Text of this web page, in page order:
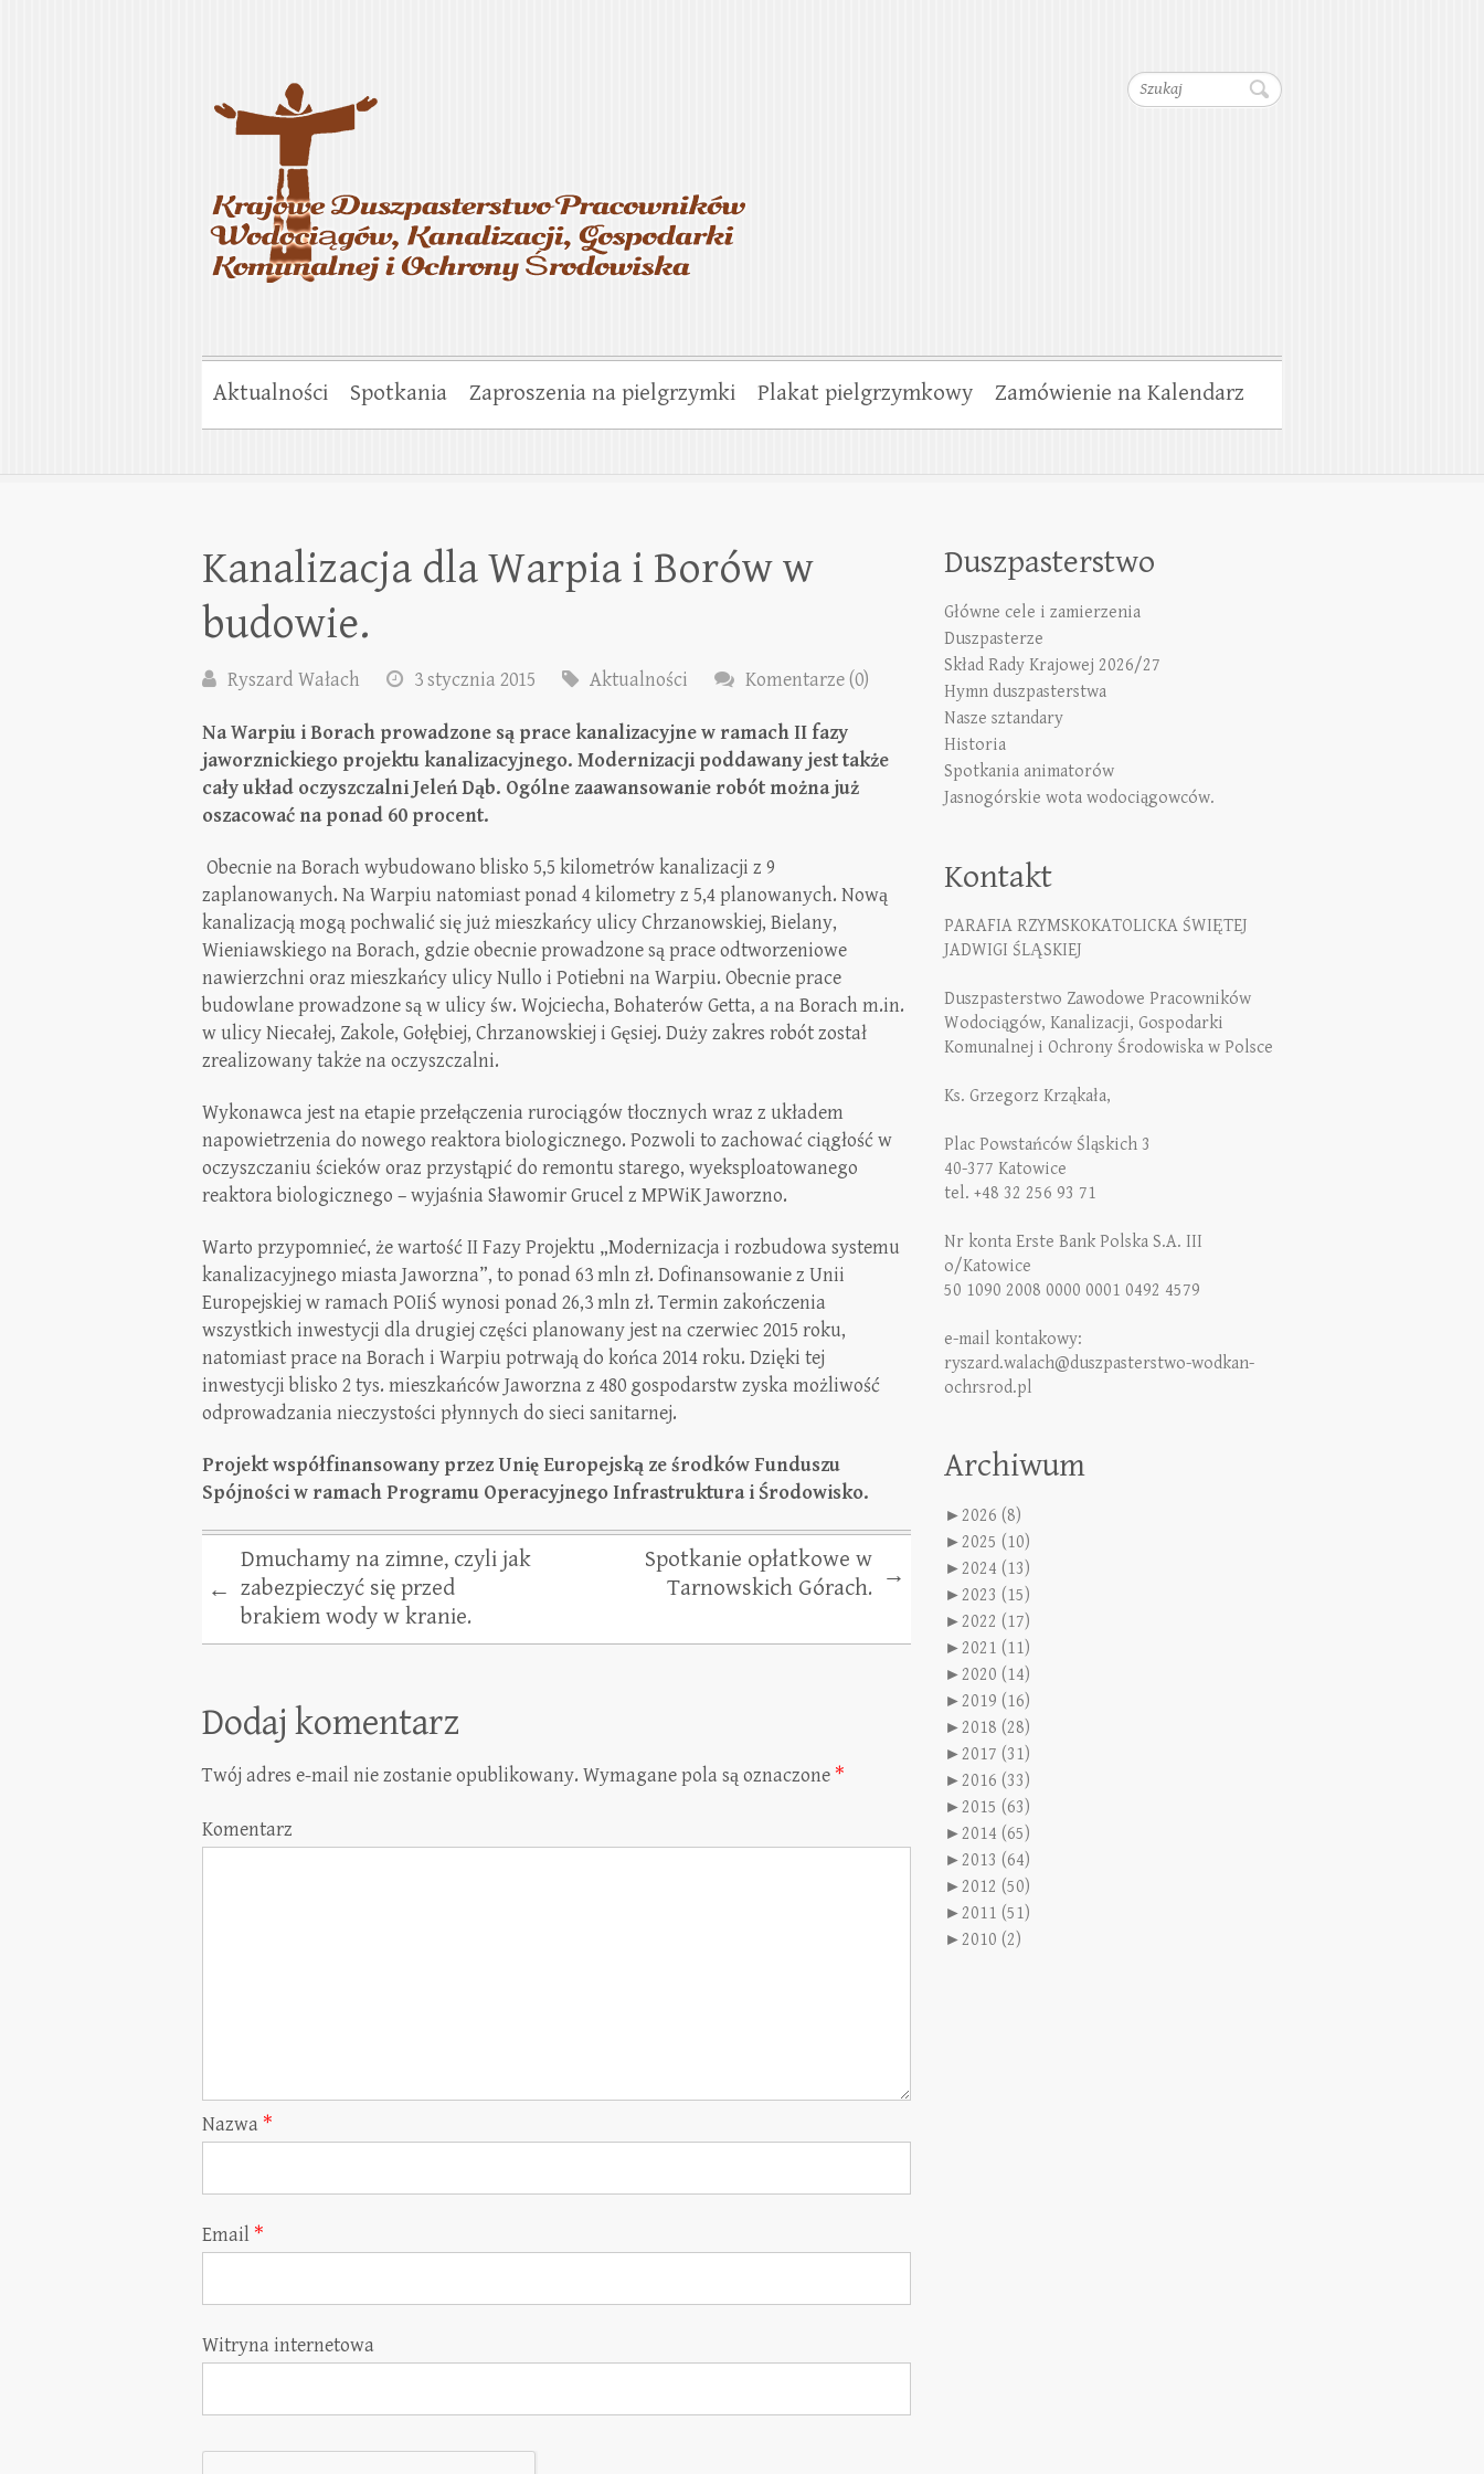
Szukaj
Krajowe Duszpasterstwo Pracowników Wodociągów, Kanalizacji,
Gospodarki Komunalnej i Ochrony Środowiska
Aktualności Spotkania Zaproszenia na pielgrzymki Plakat pielgrzymkowy Zamówienie na Kalendarz
Kanalizacja dla Warpia i Borów w
budowie.
Ryszard Wałach 3 stycznia 2015 Aktualności Komentarze (0)
Na Warpiu i Borach prowadzone są prace kanalizacyjne w ramach II fazy
jaworznickiego projektu kanalizacyjnego. Modernizacji poddawany jest także
cały układ oczyszczalni Jeleń Dąb. Ogólne zaawansowanie robót można już
oszacować na ponad 60 procent.
Obecnie na Borach wybudowano blisko 5,5 kilometrów kanalizacji z 9
zaplanowanych. Na Warpiu natomiast ponad 4 kilometry z 5,4 planowanych. Nową
kanalizacją mogą pochwalić się już mieszkańcy ulicy Chrzanowskiej, Bielany,
Wieniawskiego na Borach, gdzie obecnie prowadzone są prace odtworzeniowe
nawierzchni oraz mieszkańcy ulicy Nullo i Potiebni na Warpiu. Obecnie prace
budowlane prowadzone są w ulicy św. Wojciecha, Bohaterów Getta, a na Borach m.in.
w ulicy Niecałej, Zakole, Gołębiej, Chrzanowskiej i Gęsiej. Duży zakres robót został
zrealizowany także na oczyszczalni.
Wykonawca jest na etapie przełączenia rurociągów tłocznych wraz z układem
napowietrzenia do nowego reaktora biologicznego. Pozwoli to zachować ciągłość w
oczyszczaniu ścieków oraz przystąpić do remontu starego, wyeksploatowanego
reaktora biologicznego – wyjaśnia Sławomir Grucel z MPWiK Jaworzno.
Warto przypomnieć, że wartość II Fazy Projektu „Modernizacja i rozbudowa systemu
kanalizacyjnego miasta Jaworzna”, to ponad 63 mln zł. Dofinansowanie z Unii
Europejskiej w ramach POIiŚ wynosi ponad 26,3 mln zł. Termin zakończenia
wszystkich inwestycji dla drugiej części planowany jest na czerwiec 2015 roku,
natomiast prace na Borach i Warpiu potrwają do końca 2014 roku. Dzięki tej
inwestycji blisko 2 tys. mieszkańców Jaworzna z 480 gospodarstw zyska możliwość
odprowadzania nieczystości płynnych do sieci sanitarnej.
Projekt współfinansowany przez Unię Europejską ze środków Funduszu
Spójności w ramach Programu Operacyjnego Infrastruktura i Środowisko.
←
Dmuchamy na zimne, czyli jak
zabezpieczyć się przed
brakiem wody w kranie.
Spotkanie opłatkowe w
Tarnowskich Górach. →
Dodaj komentarz
Twój adres e-mail nie zostanie opublikowany. Wymagane pola są oznaczone *
Komentarz
Nazwa *
Email *
Witryna internetowa
Duszpasterstwo
Główne cele i zamierzenia
Duszpasterze
Skład Rady Krajowej 2026/27
Hymn duszpasterstwa
Nasze sztandary
Historia
Spotkania animatorów
Jasnogórskie wota wodociągowców.
Kontakt
PARAFIA RZYMSKOKATOLICKA ŚWIĘTEJ
JADWIGI ŚLĄSKIEJ
Duszpasterstwo Zawodowe Pracowników
Wodociągów, Kanalizacji, Gospodarki
Komunalnej i Ochrony Środowiska w Polsce
Ks. Grzegorz Krząkała,
Plac Powstańców Śląskich 3
40-377 Katowice
tel. +48 32 256 93 71
Nr konta Erste Bank Polska S.A. III
o/Katowice
50 1090 2008 0000 0001 0492 4579
e-mail kontakowy:
ryszard.walach@duszpasterstwo-wodkan-
ochrsrod.pl
Archiwum
►2026 (8)
►2025 (10)
►2024 (13)
►2023 (15)
►2022 (17)
►2021 (11)
►2020 (14)
►2019 (16)
►2018 (28)
►2017 (31)
►2016 (33)
►2015 (63)
►2014 (65)
►2013 (64)
►2012 (50)
►2011 (51)
►2010 (2)